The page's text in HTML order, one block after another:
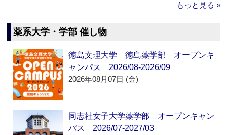
もっと見る »
薬系大学・学部 催し物
徳島文理大学 徳島薬学部 オープンキ
ャンパス 2026/08-2026/09
2026年08月07日 (金)
同志社女子大学薬学部 オープンキャン
パス 2026/07-2027/03